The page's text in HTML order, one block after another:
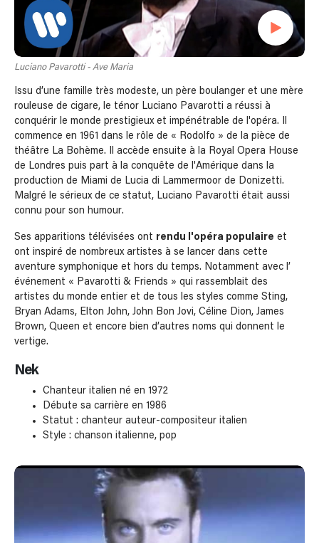
Luciano Pavarotti - Ave Maria
Issu d’une famille très modeste, un père boulanger et une mère
rouleuse de cigare, le ténor Luciano Pavarotti a réussi à
conquérir le monde prestigieux et impénétrable de l'opéra. Il
commence en 1961 dans le rôle de « Rodolfo » de la pièce de
théâtre La Bohème. Il accède ensuite à la Royal Opera House
de Londres puis part à la conquête de l'Amérique dans la
production de Miami de Lucia di Lammermoor de Donizetti.
Malgré le sérieux de ce statut, Luciano Pavarotti était aussi
connu pour son humour.
Ses apparitions télévisées ont rendu l'opéra populaire et
ont inspiré de nombreux artistes à se lancer dans cette
aventure symphonique et hors du temps. Notamment avec l’
événement « Pavarotti & Friends » qui rassemblait des
artistes du monde entier et de tous les styles comme Sting,
Bryan Adams, Elton John, John Bon Jovi, Céline Dion, James
Brown, Queen et encore bien d’autres noms qui donnent le
vertige.
Nek
Chanteur italien né en 1972
Débute sa carrière en 1986
Statut : chanteur auteur-compositeur italien
Style : chanson italienne, pop